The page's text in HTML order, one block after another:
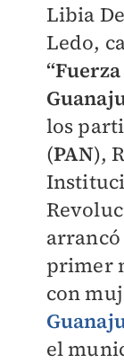
Libia
Ledo,
los
(PAN),
primer
con
el